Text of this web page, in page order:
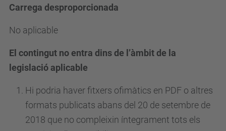
Carrega desproporcionada
No aplicable
El contingut no entra dins de l’àmbit de la
legislació aplicable
Hi podria haver fitxers ofimàtics en PDF o altres
formats publicats abans del 20 de setembre de
2018 que no compleixin íntegrament tots els